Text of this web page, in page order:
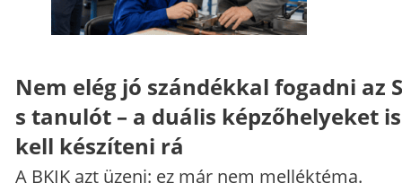
Nem elég jó szándékkal fogadni az
s tanulót – a duális képzőhelyeket
kell készíteni rá
A BKIK azt üzeni: ez már nem melléktéma.